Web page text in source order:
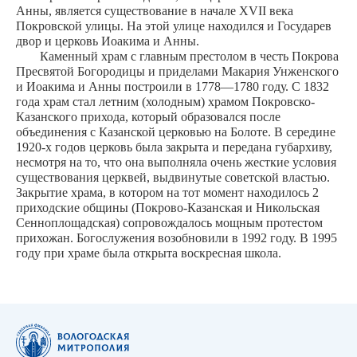
Анны, является существование в начале XVII века
Покровской улицы. На этой улице находился и Государев
двор и церковь Иоакима и Анны.
Каменный храм с главным престолом в честь Покрова
Пресвятой Богородицы и приделами Макария Унженского
и Иоакима и Анны построили в 1778—1780 году. С 1832
года храм стал летним (холодным) храмом Покровско-
Казанского прихода, который образовался после
объединения с Казанской церковью на Болоте. В середине
1920-х годов церковь была закрыта и передана губархиву,
несмотря на то, что она выполняла очень жесткие условия
существования церквей, выдвинутые советской властью.
Закрытие храма, в котором на тот момент находилось 2
приходские общины (Покрово-Казанская и Никольская
Сенноплощадская) сопровождалось мощным протестом
прихожан. Богослужения возобновили в 1992 году. В 1995
году при храме была открыта воскресная школа.